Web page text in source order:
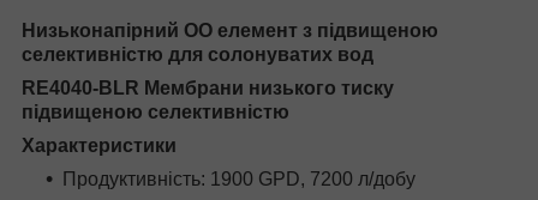
Низьконапірний ОО елемент з підвищеною
селективністю для солонуватих вод
RE4040-BLR Мембрани низького тиску
підвищеною селективністю
Характеристики
Продуктивність: 1900 GPD, 7200 л/добу